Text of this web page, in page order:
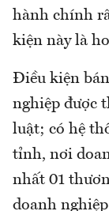
hành chính
kiện này là
Điều kiện
nghiệp được
luật; có hệ
tỉnh, nơi
nhất 01
doanh